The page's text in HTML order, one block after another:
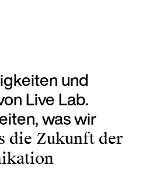
und
Live Lab.
was wir
die Zukunft der